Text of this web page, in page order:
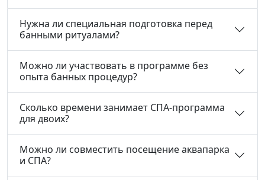
Нужна ли специальная подготовка перед
банными ритуалами?
Можно ли участвовать в программе без
опыта банных процедур?
Сколько времени занимает СПА-программа
для двоих?
Можно ли совместить посещение аквапарка
и СПА?